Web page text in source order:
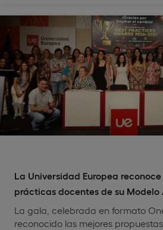
La Universidad Europea
prácticas docentes de su
La gala, celebrada en formato
reconocido las mejores